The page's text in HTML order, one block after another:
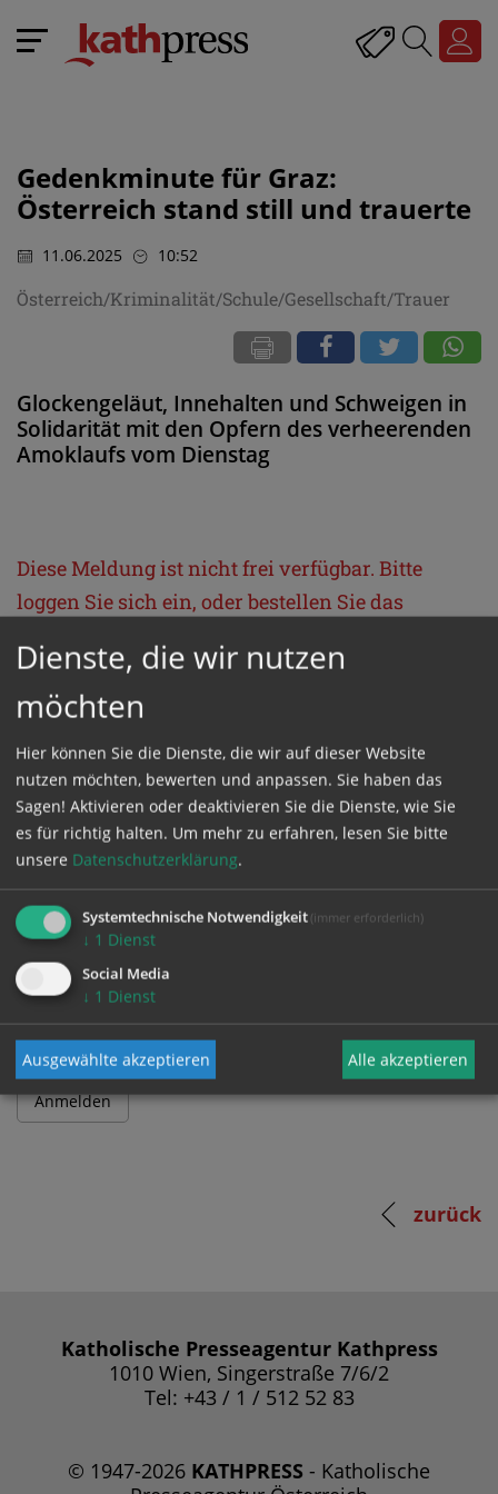
Gedenkminute für Graz:
Österreich stand still und trauerte
11.06.2025 10:52
Österreich/Kriminalität/Schule/Gesellschaft/Trauer
Glockengeläut, Innehalten und Schweigen in
Solidarität mit den Opfern des verheerenden
Amoklaufs vom Dienstag
Diese Meldung ist nicht frei verfügbar. Bitte
loggen Sie sich ein, oder bestellen Sie das
GESCHÜTZTER BEREICH
Bitte melden Sie sich mit Ihrem Benutzernamen
und Passwort an.
Benutzername
Passwort
zurück
Katholische Presseagentur Kathpress
1010 Wien, Singerstraße 7/6/2
Tel: +43 / 1 / 512 52 83
© 1947-2026 KATHPRESS - Katholische
Dienste, die wir nutzen
möchten
Hier können Sie die Dienste, die wir auf dieser Website
nutzen möchten, bewerten und anpassen. Sie haben das
Sagen! Aktivieren oder deaktivieren Sie die Dienste, wie Sie
es für richtig halten. Um mehr zu erfahren, lesen Sie bitte
unsere Datenschutzerklärung.
Systemtechnische Notwendigkeit (immer erforderlich)
↓ 1 Dienst
Social Media
↓ 1 Dienst
Ausgewählte akzeptieren Alle akzeptieren